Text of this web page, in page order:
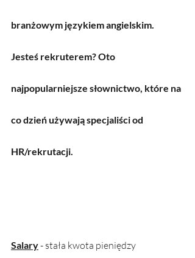
branżowym językiem angielskim.
Jesteś rekruterem? Oto
najpopularniejsze słownictwo, które na
co dzień używają specjaliści od
HR/rekrutacji.
Salary - stała kwota pieniędzy